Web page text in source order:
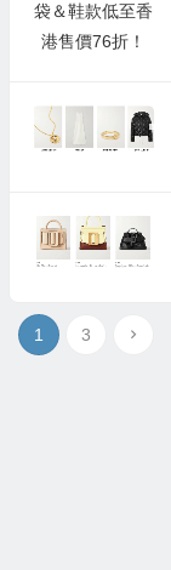
1 3